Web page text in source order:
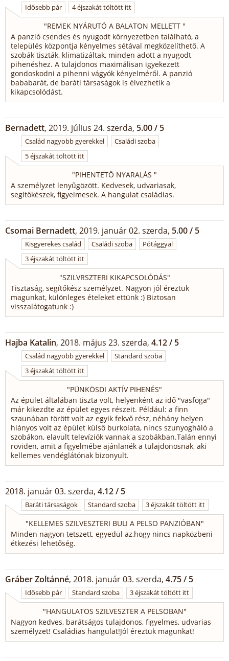
Idősebb pár 4 éjszakát töltött itt
"REMEK NYÁRUTÓ A BALATON MELLETT "
A panzió csendes és nyugodt környezetben található, a
település központja kényelmes sétával megközelíthető. A
szobák tiszták, klimatizáltak, minden adott a nyugodt
pihenéshez. A tulajdonos maximálisan igyekezett
gondoskodni a pihenni vágyók kényelméről. A panzió
bababarát, de baráti társaságok is élvezhetik a
kikapcsolódást.
Bernadett, 2019. július 24. szerda, 5.00 / 5
Család nagyobb gyerekkel
Családi szoba
5 éjszakát töltött itt
"PIHENTETŐ NYARALÁS "
A személyzet lenyűgözött. Kedvesek, udvariasak,
segítőkészek, figyelmesek. A hangulat családias.
Csomai Bernadett, 2019. január 02. szerda, 5.00 / 5
Kisgyerekes család Családi szoba
Pótággyal
3 éjszakát töltött itt
"SZILVRSZTERI KIKAPCSOLÓDÁS"
Tisztaság, segítőkész személyzet. Nagyon jól éreztük
magunkat, különleges ételeket ettünk :) Biztosan
visszalátogatunk :)
Hajba Katalin, 2018. május 23. szerda, 4.12 / 5
Család nagyobb gyerekkel
Standard szoba
3 éjszakát töltött itt
"PÜNKÖSDI AKTÍV PIHENÉS"
Az épület általában tiszta volt, helyenként az idő "vasfoga"
már kikezdte az épület egyes részeit. Például: a finn
szaunában törött volt az egyik fekvő rész, néhány helyen
hiányos volt az épület külső burkolata, nincs szunyogháló a
szobákon, elavult televíziók vannak a szobákban.Talán ennyi
röviden, amit a figyelmébe ajánlanék a tulajdonosnak, aki
kellemes vendéglátónak bizonyult.
2018. január 03. szerda, 4.12 / 5
Baráti társaságok Standard szoba 3 éjszakát töltött itt
"KELLEMES SZILVESZTERI BULI A PELSO PANZIÓBAN"
Minden nagyon tetszett, egyedül az,hogy nincs napközbeni
étkezési lehetőség.
Gráber Zoltánné, 2018. január 03. szerda, 4.75 / 5
Idősebb pár Standard szoba 3 éjszakát töltött itt
"HANGULATOS SZILVESZTER A PELSOBAN"
Nagyon kedves, barátságos tulajdonos, figyelmes, udvarias
személyzet! Családias hangulat!Jól éreztük magunkat!